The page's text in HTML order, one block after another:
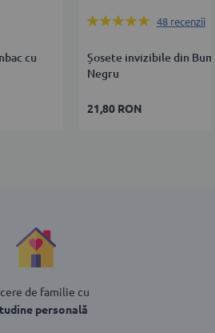
cu
Rating:
48 recenzii
Șosete invizibile din
Negru
21,80 RON
de familie cu
personală